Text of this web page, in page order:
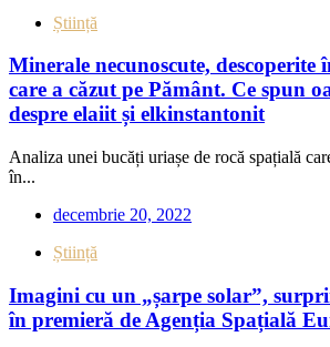
Știință
Minerale necunoscute, descoperite
care a căzut pe Pământ. Ce spun
despre elaiit și elkinstantonit
Analiza unei bucăți uriașe de rocă spațială
în...
decembrie 20, 2022
Știință
Imagini cu un „șarpe solar”,
în premieră de Agenția Spațială